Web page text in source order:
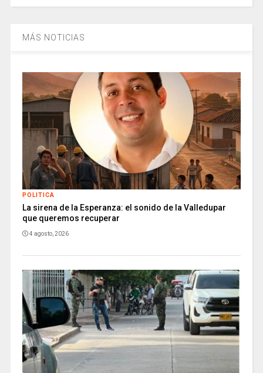
MÁS NOTICIAS
POLITICA
La sirena de la Esperanza: el sonido de la Valledupar
que queremos recuperar
4 agosto, 2026